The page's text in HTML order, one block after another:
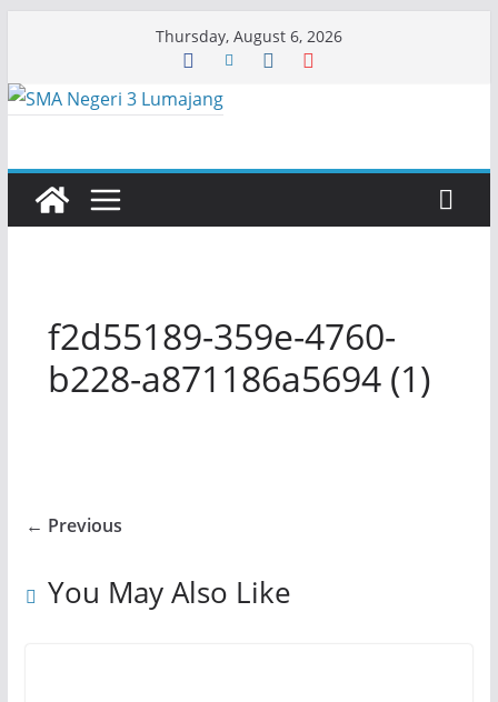
content
Thursday, August 6, 2026
f2d55189-359e-4760-
b228-a871186a5694 (1)
← Previous
You May Also Like